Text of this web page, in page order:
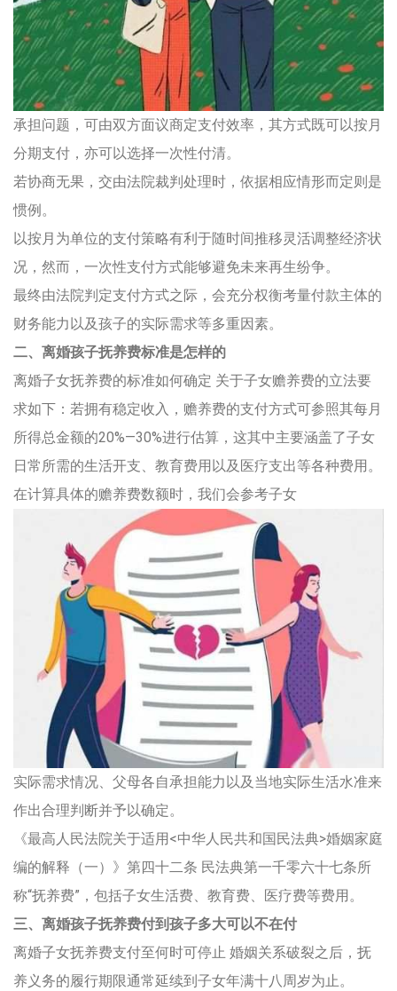
承担问题，可由双方面议商定支付效率，其方式既可以按月
分期支付，亦可以选择一次性付清。
若协商无果，交由法院裁判处理时，依据相应情形而定则是
惯例。
以按月为单位的支付策略有利于随时间推移灵活调整经济状
况，然而，一次性支付方式能够避免未来再生纷争。
最终由法院判定支付方式之际，会充分权衡考量付款主体的
财务能力以及孩子的实际需求等多重因素。
二、离婚孩子抚养费标准是怎样的
离婚子女抚养费的标准如何确定 关于子女赡养费的立法要
求如下：若拥有稳定收入，赡养费的支付方式可参照其每月
所得总金额的20%—30%进行估算，这其中主要涵盖了子女
日常所需的生活开支、教育费用以及医疗支出等各种费用。
在计算具体的赡养费数额时，我们会参考子女
实际需求情况、父母各自承担能力以及当地实际生活水准来
作出合理判断并予以确定。
《最高人民法院关于适用<中华人民共和国民法典>婚姻家庭
编的解释（一）》第四十二条 民法典第一千零六十七条所
称“抚养费”，包括子女生活费、教育费、医疗费等费用。
三、离婚孩子抚养费付到孩子多大可以不在付
离婚子女抚养费支付至何时可停止 婚姻关系破裂之后，抚
养义务的履行期限通常延续到子女年满十八周岁为止。